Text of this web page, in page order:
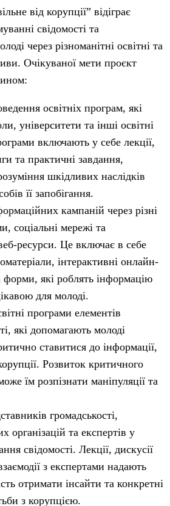
від корупції” відіграє
свідомості та
через різноманітні освітні та
Очікуваної мети проєкт
освітніх програм, які
університети та інші освітні
включають у себе лекції,
та практичні завдання,
шкідливих наслідків
її запобігання.
кампаній через різні
соціальні мережі та
ресурси. Це включає в себе
інтерактивні онлайн-
форми, які роблять інформацію
для молоді.
програми елементів
які допомагають молоді
ставитися до інформації,
Розвиток критичного
їм розпізнати маніпуляції та
громадськості,
організацій та експертів у
свідомості. Лекції, дискусії
з експертами надають
отримати інсайти та конкретні
з корупцією.